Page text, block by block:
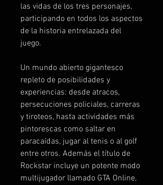
las vidas de los tres personajes,
participando en todos los aspectos
de la historia entrelazada del
juego.
Un mundo abierto gigantesco
repleto de posibilidades y
experiencias: desde atracos,
persecuciones policiales, carreras
y tiroteos, hasta actividades más
pintorescas como saltar en
paracaídas, jugar al tenis o al golf
entre otros. Además el título de
Rockstar incluye un potente modo
multijugador llamado GTA Online,